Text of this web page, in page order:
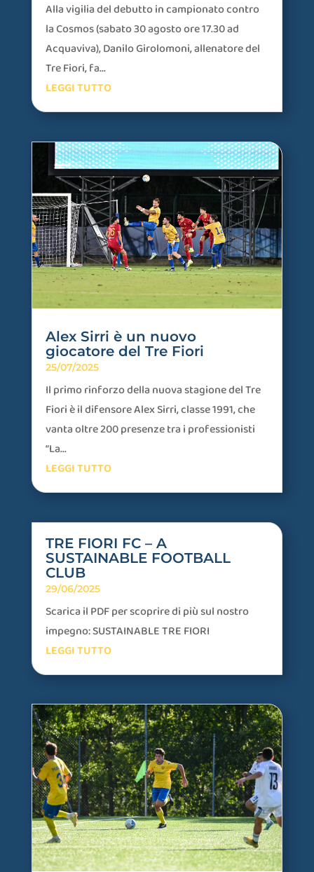
Alla vigilia del debutto in campionato contro
la Cosmos (sabato 30 agosto ore 17.30 ad
Acquaviva), Danilo Girolomoni, allenatore del
Tre Fiori, fa...
LEGGI TUTTO
Alex Sirri è un nuovo
giocatore del Tre Fiori
25/07/2025
Il primo rinforzo della nuova stagione del Tre
Fiori è il difensore Alex Sirri, classe 1991, che
vanta oltre 200 presenze tra i professionisti
“La...
LEGGI TUTTO
TRE FIORI FC – A
SUSTAINABLE FOOTBALL
CLUB
29/06/2025
Scarica il PDF per scoprire di più sul nostro
impegno: SUSTAINABLE TRE FIORI
LEGGI TUTTO